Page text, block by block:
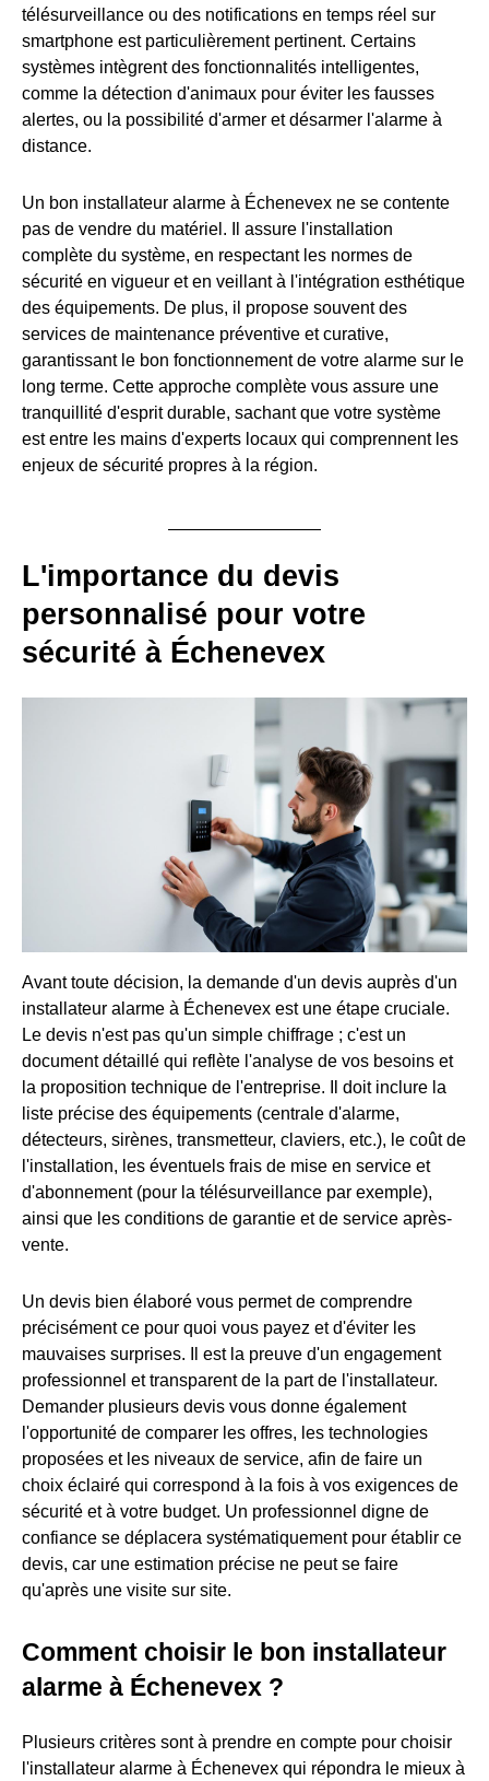
télésurveillance ou des notifications en temps réel sur
smartphone est particulièrement pertinent. Certains
systèmes intègrent des fonctionnalités intelligentes,
comme la détection d'animaux pour éviter les fausses
alertes, ou la possibilité d'armer et désarmer l'alarme à
distance.
Un bon installateur alarme à Échenevex ne se contente
pas de vendre du matériel. Il assure l'installation
complète du système, en respectant les normes de
sécurité en vigueur et en veillant à l'intégration esthétique
des équipements. De plus, il propose souvent des
services de maintenance préventive et curative,
garantissant le bon fonctionnement de votre alarme sur le
long terme. Cette approche complète vous assure une
tranquillité d'esprit durable, sachant que votre système
est entre les mains d'experts locaux qui comprennent les
enjeux de sécurité propres à la région.
L'importance du devis
personnalisé pour votre
sécurité à Échenevex
Avant toute décision, la demande d'un devis auprès d'un
installateur alarme à Échenevex est une étape cruciale.
Le devis n'est pas qu'un simple chiffrage ; c'est un
document détaillé qui reflète l'analyse de vos besoins et
la proposition technique de l'entreprise. Il doit inclure la
liste précise des équipements (centrale d'alarme,
détecteurs, sirènes, transmetteur, claviers, etc.), le coût de
l'installation, les éventuels frais de mise en service et
d'abonnement (pour la télésurveillance par exemple),
ainsi que les conditions de garantie et de service après-
vente.
Un devis bien élaboré vous permet de comprendre
précisément ce pour quoi vous payez et d'éviter les
mauvaises surprises. Il est la preuve d'un engagement
professionnel et transparent de la part de l'installateur.
Demander plusieurs devis vous donne également
l'opportunité de comparer les offres, les technologies
proposées et les niveaux de service, afin de faire un
choix éclairé qui correspond à la fois à vos exigences de
sécurité et à votre budget. Un professionnel digne de
confiance se déplacera systématiquement pour établir ce
devis, car une estimation précise ne peut se faire
qu'après une visite sur site.
Comment choisir le bon installateur
alarme à Échenevex ?
Plusieurs critères sont à prendre en compte pour choisir
l'installateur alarme à Échenevex qui répondra le mieux à